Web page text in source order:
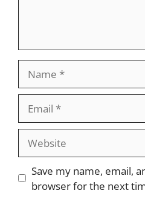
Website
Save my name, email,
browser for the next